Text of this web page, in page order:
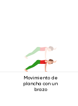
Movimiento de
plancha con un
brazo